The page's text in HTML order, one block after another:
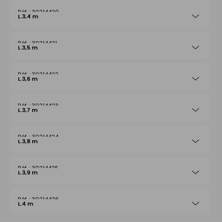
30214420
L.3,4 m
30214421
L.3,5 m
30214422
L.3,6 m
30214423
L.3,7 m
30214424
L.3,8 m
30214425
L.3,9 m
30214426
L.4 m